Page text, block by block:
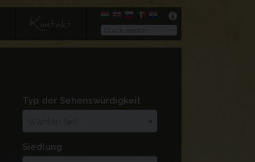
Kontakt
Typ der Sehenswürdigkeit
Siedlung